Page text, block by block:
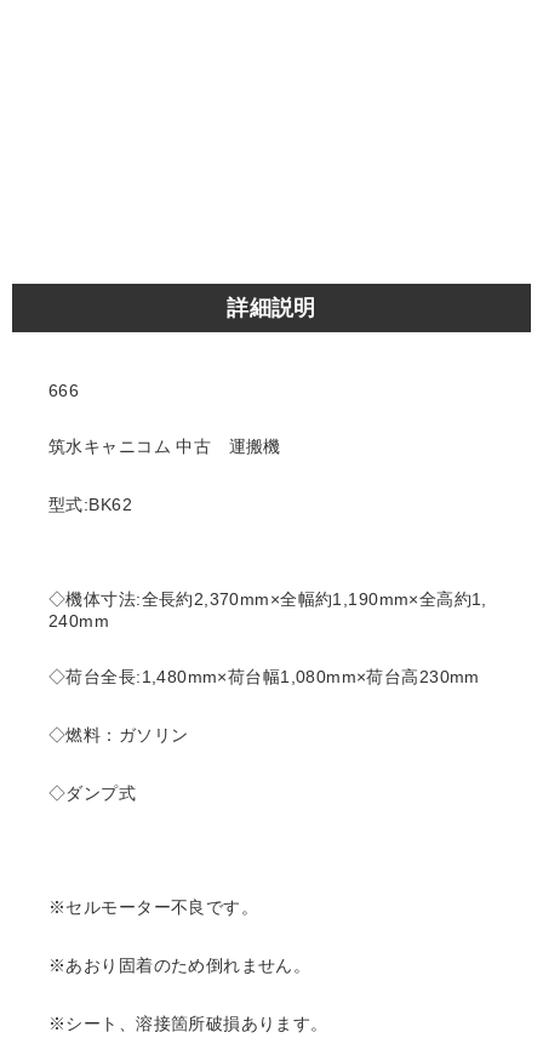
詳細説明
666
筑水キャニコム 中古 運搬機
型式:BK62
◇機体寸法:全長約2,370mm×全幅約1,190mm×全高約1,
240mm
◇荷台全長:1,480mm×荷台幅1,080mm×荷台高230mm
◇燃料：ガソリン
◇ダンプ式
※セルモーター不良です。
※あおり固着のため倒れません。
※シート、溶接箇所破損あります。